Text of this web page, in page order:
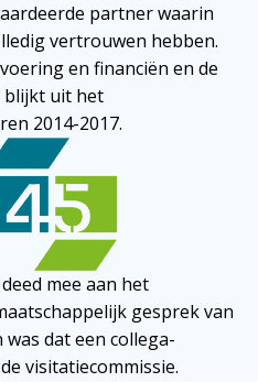
partner waarin
vertrouwen hebben.
en financiën en de
blijkt uit het
2014-2017.
mee aan het
gesprek van
was dat een collega-
visitatiecommissie.